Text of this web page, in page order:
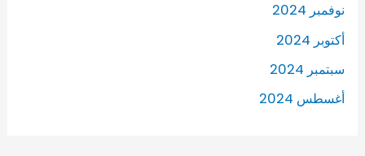
نوفمبر 2024
أكتوبر 2024
سبتمبر 2024
أغسطس 2024